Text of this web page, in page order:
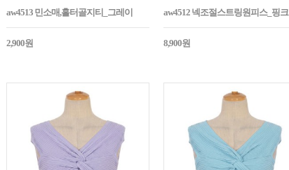
aw4513 민소매,홀터골지티_그레이
2,900원
aw4512 넥조절스트링원피스_핑크
8,900원